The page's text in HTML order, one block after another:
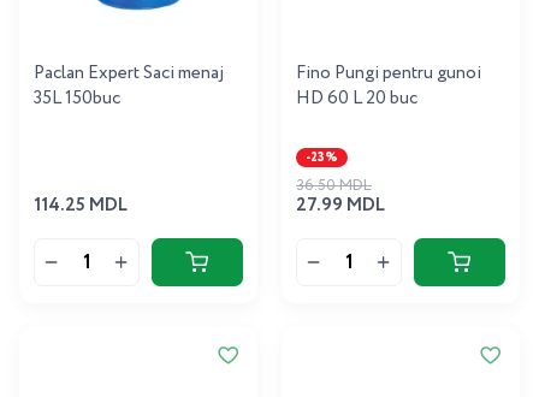
Paclan Expert Saci menaj
35L 150buc
114.25 MDL
Fino Pungi pentru gunoi
HD 60 L 20 buc
-23%
27.99 MDL
36.50 MDL